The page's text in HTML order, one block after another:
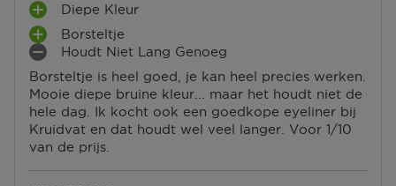
dagen om deze (gedeeltelijk) terug te sturen of te
herroepen. Na de herroeping heb je dan nog eens 14
dagen de tijd om de producten te retourneren. Om
jouw bestelling te herroepen, kun je contact met ons
opnemen of gebruikmaken van eenmodelformulier
voor herroeping.
Omruilen of terugbrengen in de winkel
Je mag het product ook terugbrengen of omruilen in
een winkel bij jou in de buurt. Hiervoor hoef je geen
Borsteltje is heel goed, je kan heel precies werken.
Mooie diepe bruine kleur... maar het houdt niet de
hele dag. Ik kocht ook een goedkope eyeliner bij
Kruidvat en dat houdt wel veel langer. Voor 1/10
van de prijs.
P
L
U
S
P
U
N
N
Diepe Kleur
P
L
U
S
P
U
N
Borsteltje
M
I
N
P
U
N
Houdt Niet Lang Genoeg